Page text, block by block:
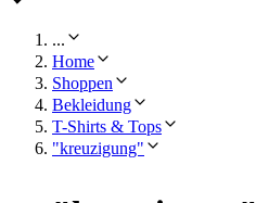
...
Home
Shoppen
Bekleidung
T-Shirts & Tops
"kreuzigung"